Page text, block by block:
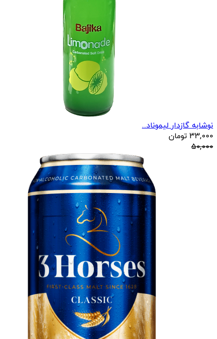
نوشابه گازدار لیموناد...
33,000 تومان
50,000